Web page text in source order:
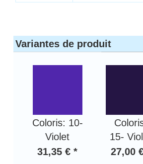
Variantes de produit
Coloris: 10-
Violet
31,35 € *
15-
27,00